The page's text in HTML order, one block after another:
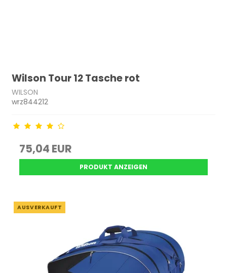
Wilson Tour 12 Tasche rot
WILSON
wrz844212
75,04 EUR
PRODUKT ANZEIGEN
AUSVERKAUFT